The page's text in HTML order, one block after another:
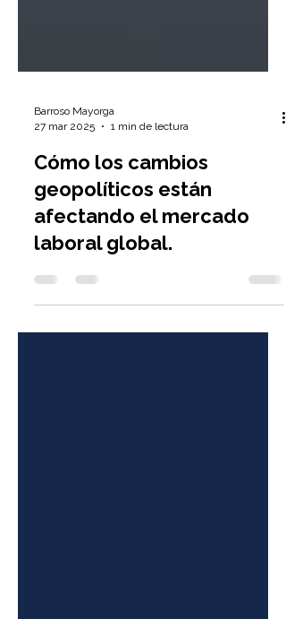
27 mar 2025
1 min de lectura
Cómo los cambios
geopolíticos están
afectando el mercado
laboral global.